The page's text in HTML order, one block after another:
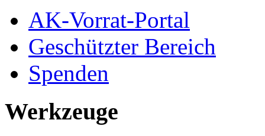
AK-Vorrat-Portal
Geschützter Bereich
Spenden
Werkzeuge